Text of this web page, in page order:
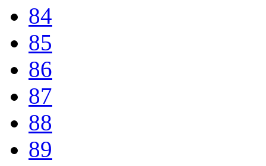
84
85
86
87
88
89